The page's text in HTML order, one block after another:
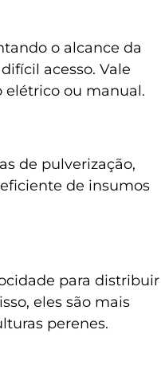
o alcance da
acesso. Vale
ou manual.
de pulverização,
de insumos
para distribuir
eles são mais
perenes.